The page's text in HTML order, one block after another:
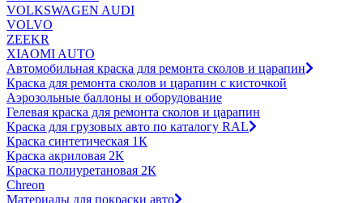
VOLKSWAGEN AUDI
VOLVO
ZEEKR
XIAOMI AUTO
Автомобильная краска для ремонта сколов и царапин
Краска для ремонта сколов и царапин с кисточкой
Аэрозольные баллоны и оборудование
Гелевая краска для ремонта сколов и царапин
Краска для грузовых авто по каталогу RAL
Краска синтетическая 1К
Краска акриловая 2К
Краска полиуретановая 2К
Chreon
Материалы для покраски авто